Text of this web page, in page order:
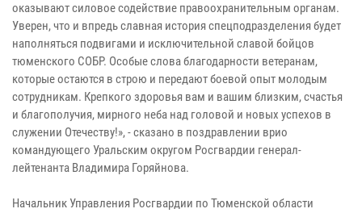
оказывают силовое содействие правоохранительным органам.
Уверен, что и впредь славная история спецподразделения будет
наполняться подвигами и исключительной славой бойцов
тюменского СОБР. Особые слова благодарности ветеранам,
которые остаются в строю и передают боевой опыт молодым
сотрудникам. Крепкого здоровья вам и вашим близким, счастья
и благополучия, мирного неба над головой и новых успехов в
служении Отечеству!», - сказано в поздравлении врио
командующего Уральским округом Росгвардии генерал-
лейтенанта Владимира Горяйнова.
Начальник Управления Росгвардии по Тюменской области